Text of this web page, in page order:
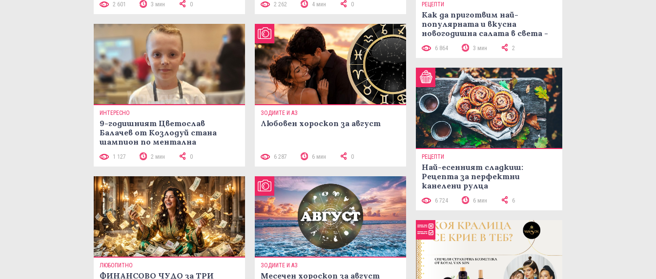
2 601 3 мин 0 2 262 4 мин 0
ИНТЕРЕСНО
9-годишният Цветослав
Балачев от Козлодуй стана
шампион по ментална
аритметика с 320 задачи за 10
минути
1 127 2 мин 0
ЗОДИИТЕ И АЗ
Любовен хороскоп за август
6 287 6 мин 0
ЛЮБОПИТНО
ФИНАНСОВО ЧУДО за ТРИ
ЗОДИИТЕ И АЗ
Месечен хороскоп за август
РЕЦЕПТИ
Как да приготвим най-
популярната и вкусна
новогодишна салата в света -
рецепта Мимоза
6 864 3 мин 2
РЕЦЕПТИ
Най-есенният сладкиш:
Рецепта за перфектни
канелени рулца
6 724 6 мин 6